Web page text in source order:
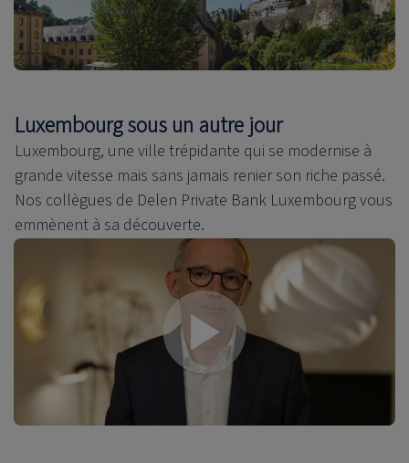
Luxembourg sous un autre jour
Luxembourg, une ville trépidante qui se modernise à
grande vitesse mais sans jamais renier son riche passé.
Nos collègues de Delen Private Bank Luxembourg vous
emmènent à sa découverte.